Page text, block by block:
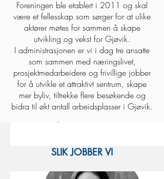
Foreningen ble etablert i 2011 og skal
være et fellesskap som sørger for at ulike
aktører møtes for sammen å skape
utvikling og vekst for Gjøvik.
I administrasjonen er vi i dag tre ansatte
som sammen med næringslivet,
prosjektmedarbeidere og frivillige jobber
for å utvikle et attraktivt sentrum, skape
mer byliv, tiltrekke flere besøkende og
bidra til økt antall arbeidsplasser i Gjøvik.
SLIK JOBBER VI